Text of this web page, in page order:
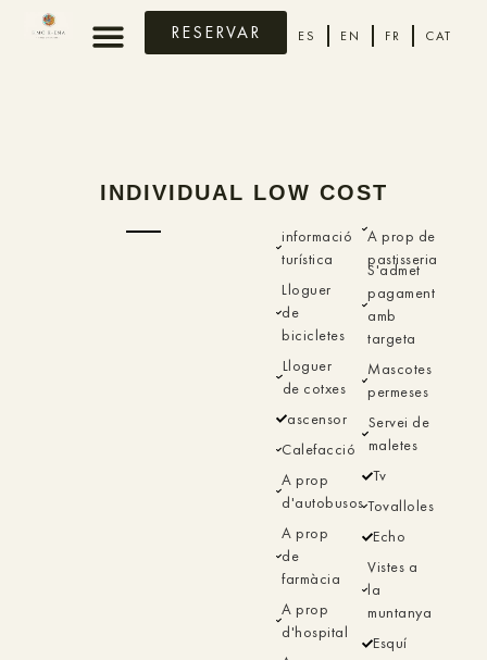
RESERVAR ES EN FR CAT
INDIVIDUAL LOW COST
informació
turística
Lloguer
de
bicicletes
Lloguer
de cotxes
ascensor
Calefacció
A prop
d'autobusos
A prop
de
farmàcia
A prop
d'hospital
A prop de
pastisseria
S'admet
pagament
amb
targeta
Mascotes
permeses
Servei de
maletes
Tv
Tovalloles
Echo
Vistes a
la
muntanya
Esquí